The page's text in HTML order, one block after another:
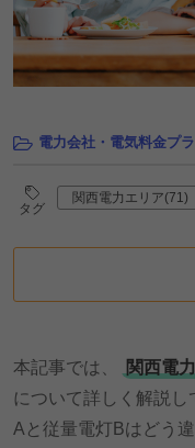
電力会社・電気料金プ
タグ
関西電力エリア(71)
本記事では、
関西電
について詳しく解説
Aと従量電灯Bはどう